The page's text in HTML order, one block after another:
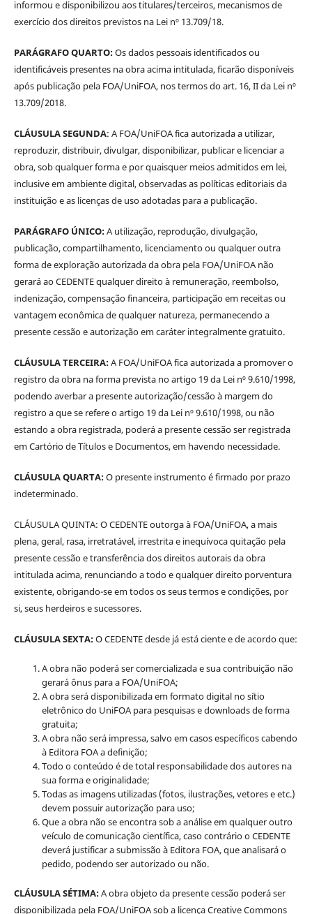
informou e disponibilizou aos titulares/terceiros, mecanismos de
exercício dos direitos previstos na Lei nº 13.709/18.
PARÁGRAFO QUARTO:Os dados pessoais identificados ou
identificáveis presentes na obra acima intitulada, ficarão disponíveis
após publicação pela FOA/UniFOA, nos termos do art. 16, II da Lei nº
13.709/2018.
CLÁUSULA SEGUNDA: A FOA/UniFOA fica autorizada a utilizar,
reproduzir, distribuir, divulgar, disponibilizar, publicar e licenciar a
obra, sob qualquer forma e por quaisquer meios admitidos em lei,
inclusive em ambiente digital, observadas as políticas editoriais da
instituição e as licenças de uso adotadas para a publicação.
PARÁGRAFO ÚNICO:A utilização, reprodução, divulgação,
publicação, compartilhamento, licenciamento ou qualquer outra
forma de exploração autorizada da obra pela FOA/UniFOA não
gerará ao CEDENTE qualquer direito à remuneração, reembolso,
indenização, compensação financeira, participação em receitas ou
vantagem econômica de qualquer natureza, permanecendo a
presente cessão e autorização em caráter integralmente gratuito.
CLÁUSULA TERCEIRA:A FOA/UniFOA fica autorizada a promover o
registro da obra na forma prevista no artigo 19 da Lei nº 9.610/1998,
podendo averbar a presente autorização/cessão à margem do
registro a que se refere o artigo 19 da Lei nº 9.610/1998, ou não
estando a obra registrada, poderá a presente cessão ser registrada
em Cartório de Títulos e Documentos, em havendo necessidade.
CLÁUSULA QUARTA:O presente instrumento é firmado por prazo
indeterminado.
CLÁUSULA QUINTA: O CEDENTE outorga à FOA/UniFOA, a mais
plena, geral, rasa, irretratável, irrestrita e inequívoca quitação pela
presente cessão e transferência dos direitos autorais da obra
intitulada acima, renunciando a todo e qualquer direito porventura
existente, obrigando-se em todos os seus termos e condições, por
si, seus herdeiros e sucessores.
CLÁUSULA SEXTA:O CEDENTE desde já está ciente e de acordo que:
A obra não poderá ser comercializada e sua contribuição não
gerará ônus para a FOA/UniFOA;
A obra será disponibilizada em formato digital no sítio
eletrônico do UniFOA para pesquisas e downloads de forma
gratuita;
A obra não será impressa, salvo em casos específicos cabendo
à Editora FOA a definição;
Todo o conteúdo é de total responsabilidade dos autores na
sua forma e originalidade;
Todas as imagens utilizadas (fotos, ilustrações, vetores e etc.)
devem possuir autorização para uso;
Que a obra não se encontra sob a análise em qualquer outro
veículo de comunicação científica, caso contrário o CEDENTE
deverá justificar a submissão à Editora FOA, que analisará o
pedido, podendo ser autorizado ou não.
CLÁUSULA SÉTIMA:A obra objeto da presente cessão poderá ser
disponibilizada pela FOA/UniFOA sob a licença Creative Commons